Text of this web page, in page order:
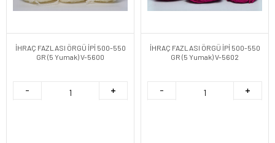
İHRAÇ FAZLASI ÖRGÜ İPİ 500-550
GR (5 Yumak) V-5600
İHRAÇ FAZLASI ÖRGÜ İPİ 500-550
GR (5 Yumak) V-5602